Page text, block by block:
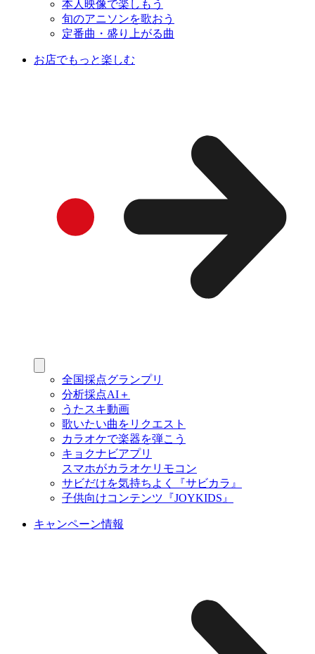
本人映像で楽しもう
旬のアニソンを歌おう
定番曲・盛り上がる曲
お店でもっと楽しむ
全国採点グランプリ
分析採点AI＋
うたスキ動画
歌いたい曲をリクエスト
カラオケで楽器を弾こう
キョクナビアプリ
スマホがカラオケリモコン
サビだけを気持ちよく『サビカラ』
子供向けコンテンツ『JOYKIDS』
キャンペーン情報